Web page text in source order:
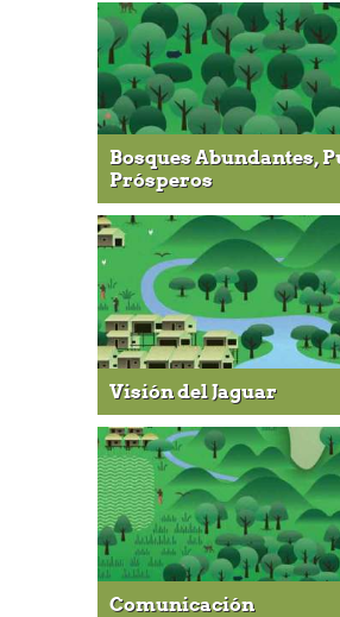
Bosques Abundantes,
Prósperos
Visión del Jaguar
Comunicación